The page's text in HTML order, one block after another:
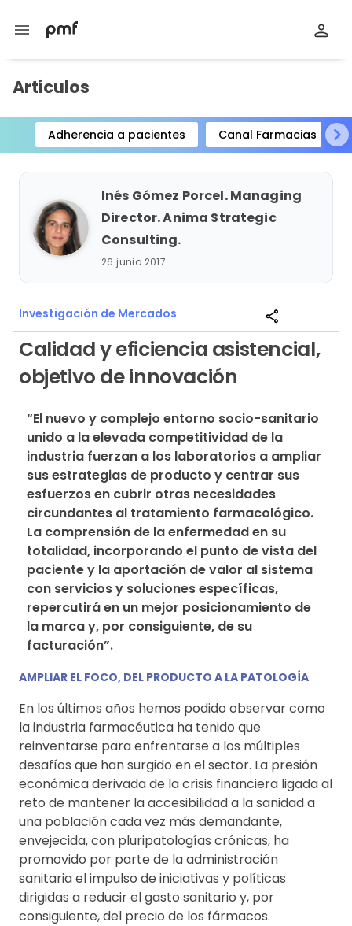
menu
Artículos
Adherencia a pacientes Canal Farmacias
Item
1
Inés Gómez Porcel. Managing
Director. Anima Strategic
Consulting.
26 junio 2017
Investigación de Mercados share
Calidad y eficiencia asistencial,
objetivo de innovación
“El nuevo y complejo entorno socio-sanitario
unido a la elevada competitividad de la
industria fuerzan a los laboratorios a ampliar
sus estrategias de producto y centrar sus
esfuerzos en cubrir otras necesidades
circundantes al tratamiento farmacológico.
La comprensión de la enfermedad en su
totalidad, incorporando el punto de vista del
paciente y la aportación de valor al sistema
con servicios y soluciones específicas,
repercutirá en un mejor posicionamiento de
la marca y, por consiguiente, de su
facturación”.
AMPLIAR EL FOCO, DEL PRODUCTO A LA PATOLOGÍA
En los últimos años hemos podido observar como
la industria farmacéutica ha tenido que
reinventarse para enfrentarse a los múltiples
desafíos que han surgido en el sector. La presión
económica derivada de la crisis financiera ligada al
reto de mantener la accesibilidad a la sanidad a
una población cada vez más demandante,
envejecida, con pluripatologías crónicas, ha
promovido por parte de la administración
sanitaria el impulso de iniciativas y políticas
dirigidas a reducir el gasto sanitario y, por
consiguiente, del precio de los fármacos.